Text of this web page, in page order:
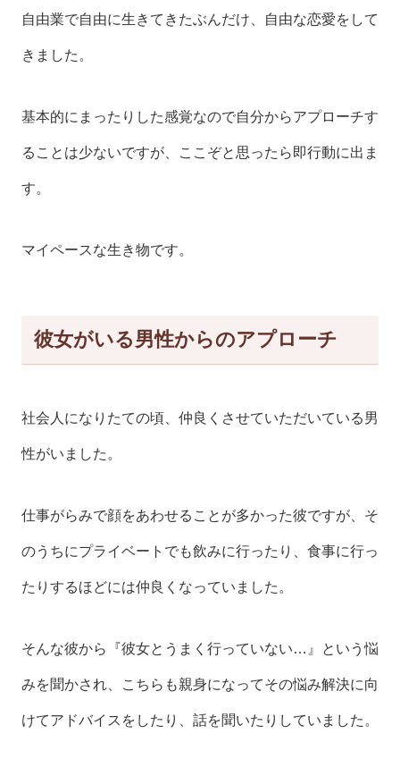
自由業で自由に生きてきたぶんだけ、自由な恋愛をして
きました。
基本的にまったりした感覚なので自分からアプローチす
ることは少ないですが、ここぞと思ったら即行動に出ま
す。
マイペースな生き物です。
彼女がいる男性からのアプローチ
社会人になりたての頃、仲良くさせていただいている男
性がいました。
仕事がらみで顔をあわせることが多かった彼ですが、そ
のうちにプライベートでも飲みに行ったり、食事に行っ
たりするほどには仲良くなっていました。
そんな彼から『彼女とうまく行っていない…』という悩
みを聞かされ、こちらも親身になってその悩み解決に向
けてアドバイスをしたり、話を聞いたりしていました。